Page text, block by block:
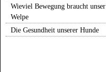
Wieviel Bewegung braucht unser
Welpe
Die Gesundheit unserer Hunde